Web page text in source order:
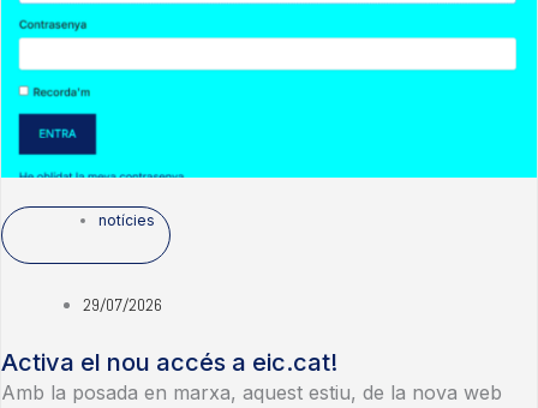
notícies
29/07/2026
Activa el nou accés a eic.cat!
Amb la posada en marxa, aquest estiu, de la nova web